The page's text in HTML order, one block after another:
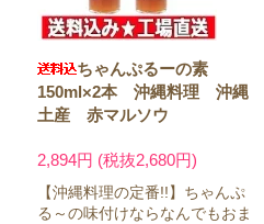
ちゃんぷるーの素
150ml×2本 沖縄料理 沖縄
土産 赤マルソウ
2,894円 (税抜2,680円)
【沖縄料理の定番!!】ちゃんぷ
る～の味付けならなんでもおま